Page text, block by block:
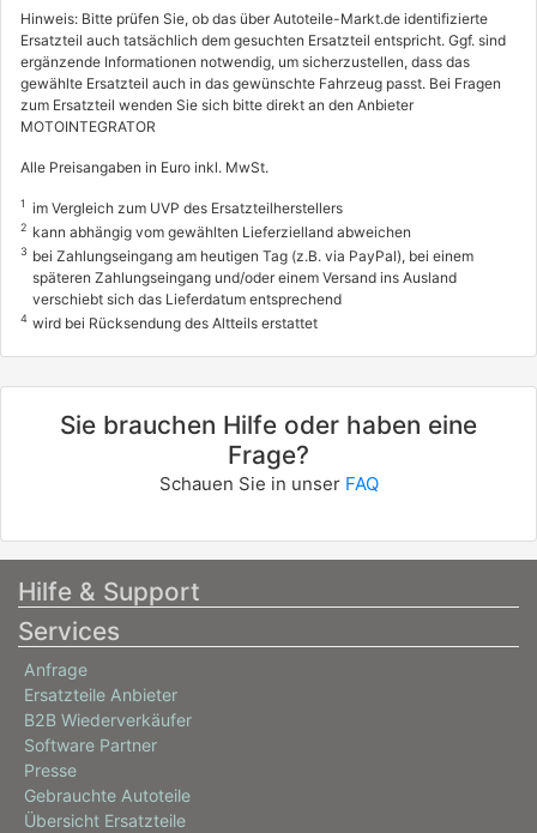
Hinweis: Bitte prüfen Sie, ob das über Autoteile-Markt.de identifizierte
Ersatzteil auch tatsächlich dem gesuchten Ersatzteil entspricht. Ggf. sind
ergänzende Informationen notwendig, um sicherzustellen, dass das
gewählte Ersatzteil auch in das gewünschte Fahrzeug passt. Bei Fragen
zum Ersatzteil wenden Sie sich bitte direkt an den Anbieter
MOTOINTEGRATOR
Alle Preisangaben in Euro inkl. MwSt.
1 im Vergleich zum UVP des Ersatzteilherstellers
2 kann abhängig vom gewählten Lieferzielland abweichen
3 bei Zahlungseingang am heutigen Tag (z.B. via PayPal), bei einem
späteren Zahlungseingang und/oder einem Versand ins Ausland
verschiebt sich das Lieferdatum entsprechend
4 wird bei Rücksendung des Altteils erstattet
Sie brauchen Hilfe oder haben eine
Frage?
Schauen Sie in unser FAQ
Hilfe & Support
Services
Anfrage
Ersatzteile Anbieter
B2B Wiederverkäufer
Software Partner
Presse
Gebrauchte Autoteile
Übersicht Ersatzteile